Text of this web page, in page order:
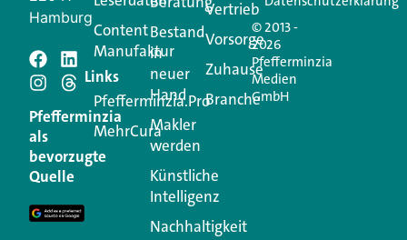
Schreiben Sie einen
Kommentar
Ihre E-Mail-Adresse wird nicht veröffentlicht.
Erforderliche Felder sind mit
Kommentar
Hamburg
Pfefferminzia
als
bevorzugte
Quelle
Content
Manufaktur
Links
Pfefferminzia.Pro
MehrCura
Bestand
in
neuer
Hand
Makler
werden
Künstliche
Intelligenz
Nachhaltigkeit
Vertrieb
Vorsorge
Zuhause
Branche
© 2013 -
2026
Pfefferminzia
Medien
GmbH